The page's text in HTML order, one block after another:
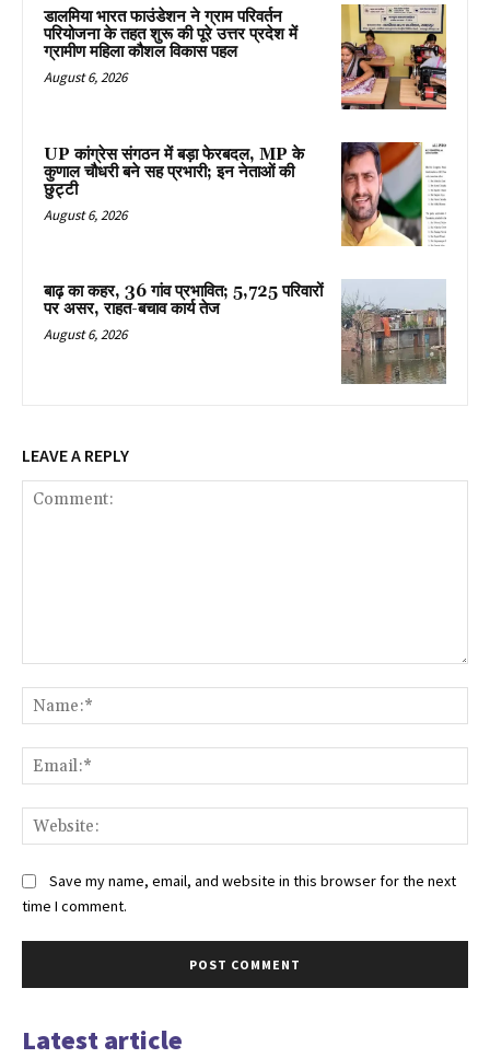
डालमिया भारत फाउंडेशन ने ग्राम परिवर्तन
परियोजना के तहत शुरू की पूरे उत्तर प्रदेश में
ग्रामीण महिला कौशल विकास पहल
August 6, 2026
UP कांग्रेस संगठन में बड़ा फेरबदल, MP के
कुणाल चौधरी बने सह प्रभारी; इन नेताओं की
छुट्टी
August 6, 2026
बाढ़ का कहर, 36 गांव प्रभावित; 5,725 परिवारों
पर असर, राहत-बचाव कार्य तेज
August 6, 2026
LEAVE A REPLY
Save my name, email, and website in this browser for the next
time I comment.
Latest article